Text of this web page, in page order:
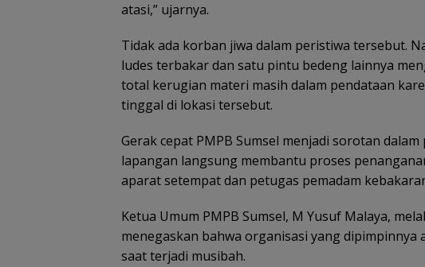
atasi,” ujarnya.
Tidak ada korban jiwa dalam peristiwa tersebut.
ludes terbakar dan satu pintu bedeng lainnya
total kerugian materi masih dalam pendataan
tinggal di lokasi tersebut.
Gerak cepat PMPB Sumsel menjadi sorotan
lapangan langsung membantu proses
aparat setempat dan petugas pemadam
Ketua Umum PMPB Sumsel, M Yusuf Malaya,
menegaskan bahwa organisasi yang
saat terjadi musibah.